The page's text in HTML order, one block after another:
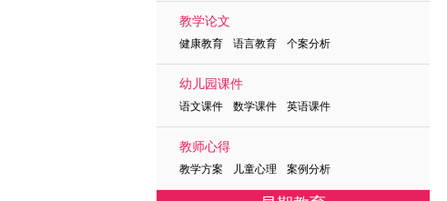
教学论文
健康教育 语言教育 个案分析
幼儿园课件
语文课件 数学课件 英语课件
教师心得
教学方案 儿童心理 案例分析